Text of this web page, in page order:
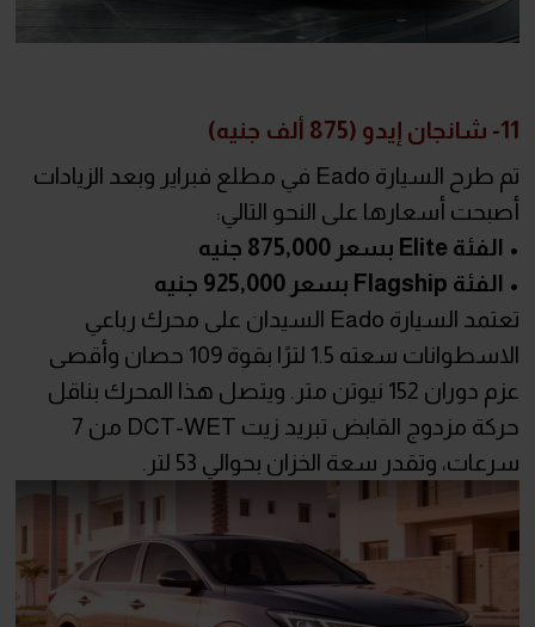
11- شانجان إيدو (875 ألف جنيه)
تم طرح السيارة Eado في مطلع فبراير وبعد الزيادات
أصبحت أسعارها على النحو التالي:
• الفئة Elite بسعر 875,000 جنيه
• الفئة Flagship بسعر 925,000 جنيه
تعتمد السيارة Eado السيدان على محرك رباعي
الاسطوانات سعته 1.5 لترًا بقوة 109 حصان وأقصى
عزم دوران 152 نيوتن متر. ويتصل هذا المحرك بناقل
حركة مزدوج القابض تبريد زيت DCT-WET من 7
سرعات، وتقدر سعة الخزان بحوالي 53 لتر.